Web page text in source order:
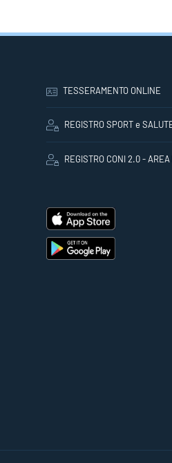
TESSERAMENTO ONLINE
REGISTRO SPORT e
REGISTRO CONI 2.0 - AREA